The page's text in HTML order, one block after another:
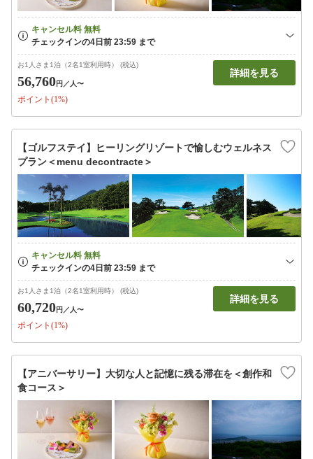
お1人さま1泊（2名1室利用時） (税込)
56,760円 ／人〜
ポイント(1%)
詳細を見る
【ゴルフステイ】ヒーリングリゾートで愉しむウェルネス
プラン＜menu decontracte＞
お1人さま1泊（2名1室利用時） (税込)
60,720円 ／人〜
ポイント(1%)
詳細を見る
【アニバーサリー】大切な人と記憶に残る滞在を＜創作和
食コース＞